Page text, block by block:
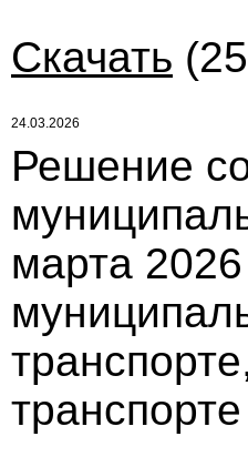
Скачать
24.03.2026
Решение
марта